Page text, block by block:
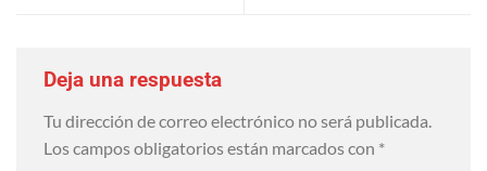
Deja una respuesta
Tu dirección de correo electrónico no será publicada.
Los campos obligatorios están marcados con *